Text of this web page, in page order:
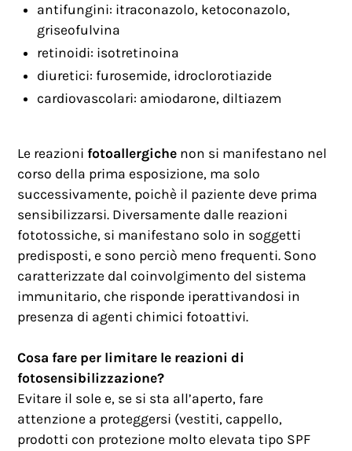
antifungini: itraconazolo, ketoconazolo,
griseofulvina
retinoidi: isotretinoina
diuretici: furosemide, idroclorotiazide
cardiovascolari: amiodarone, diltiazem
Le reazionifotoallergiche non si manifestano nel
corso della prima esposizione, ma solo
successivamente, poichè il paziente deve prima
sensibilizzarsi. Diversamente dalle reazioni
fototossiche, si manifestano solo in soggetti
predisposti, e sono perciò meno frequenti. Sono
caratterizzate dal coinvolgimento del sistema
immunitario, che risponde iperattivandosi in
presenza di agenti chimici fotoattivi.
Cosa fare per limitare le reazioni di
fotosensibilizzazione?
Evitare il sole e, se si sta all’aperto, fare
attenzione a proteggersi (vestiti, cappello,
prodotti con protezione molto elevata tipo SPF